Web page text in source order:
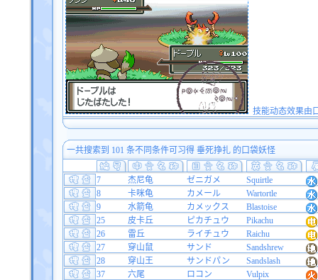
技能动态效果由
一共搜索到 101 条不同条件可习得 垂死挣扎 的口袋妖怪
7 杰尼龟 ゼニガメ
Squirtle
8
卡咪龟 カメール
Wartortle
9
水箭龟 カメックス
Blastoise
25
皮卡丘 ピカチュウ
Pikachu
26
雷丘 ライチュウ
Raichu
27
穿山鼠 サンド
Sandshrew
28
穿山王 サンドパン
Sandslash
37
六尾 ロコン
Vulpix